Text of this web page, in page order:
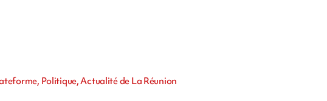
Politique, Actualité de La Réunion